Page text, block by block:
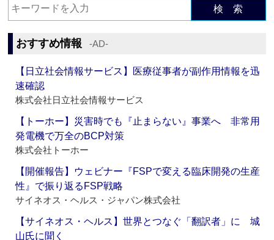
検 索
おすすめ情報 ‐AD‐
【日立社会情報サービス】医療従事者が副作用情報を迅
速確認
株式会社日立社会情報サービス
【トーホー】災害時でも『止まらない』事業へ 非常用
発電機で万全のBCP対策
株式会社トーホー
【開催報告】ウェビナー『FSPで変える臨床開発の生産
性』で振り返るFSP戦略
サイネオス・ヘルス・ジャパン株式会社
【サイネオス・ヘルス】世界とつなぐ「翻訳者」に 城
山氏に聞く